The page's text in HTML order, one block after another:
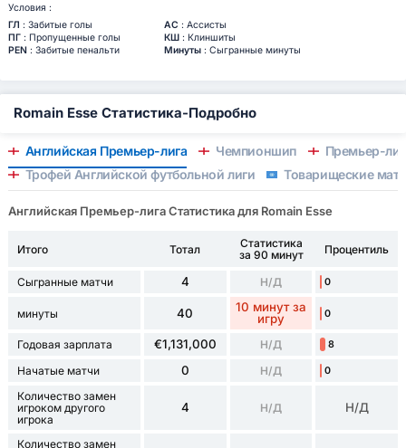
Условия :
ГЛ : Забитые голы АС : Ассисты
ПГ: Пропущенные голы КШ: Клиншиты
PEN: Забитые пенальти Минуты: Сыгранные минуты
Romain Esse Статистика-Подробно
Английская Премьер-лига Чемпионшип
Премьер-
Трофей Английской футбольной лиги
Товарищеские
Английская Премьер-лига Статистика для Romain Esse
Итого Тотал
Статистика
за 90 минут
Процентиль
Сыгранные матчи 4 Н/Д 0
минуты 40
10 минут за
игру
0
Годовая зарплата €1,131,000 Н/Д 8
Начатые матчи 0 Н/Д 0
Количество замен
игроком другого
игрока
4 Н/Д Н/Д
Количество замен